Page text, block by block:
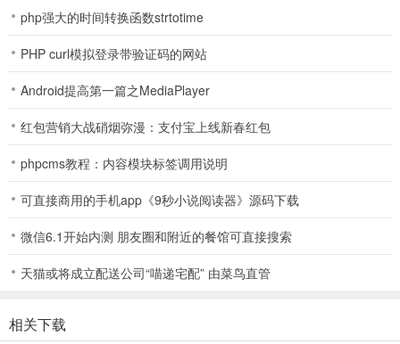
3、点击右上角的笔的图标，可以更改纪念日的有关信息，设置完成
php强大的时间转换函数strtotime
PHP curl模拟登录带验证码的网站
Android提高第一篇之MediaPlayer
红包营销大战硝烟弥漫：支付宝上线新春红包
phpcms教程：内容模块标签调用说明
可直接商用的手机app《9秒小说阅读器》源码下载
微信6.1开始内测 朋友圈和附近的餐馆可直接搜索
天猫或将成立配送公司“喵递宅配” 由菜鸟直管
相关下载